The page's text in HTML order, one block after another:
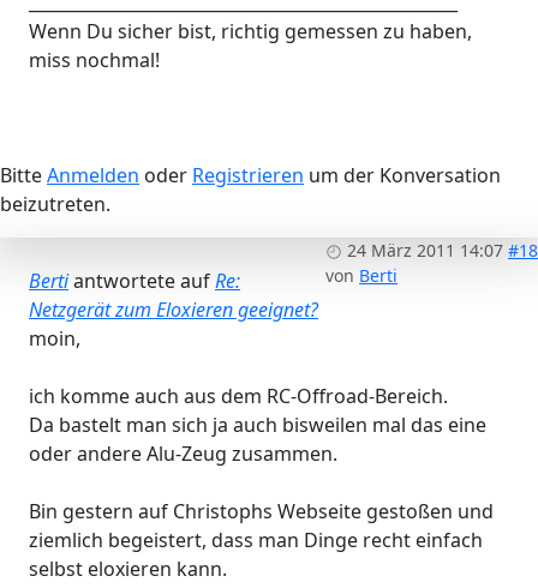
Wenn Du sicher bist, richtig gemessen zu haben,
miss nochmal!
BitteAnmelden oder Registrieren um der Konversation
beizutreten.
24 März 2011 14:07 #18
von Berti
Bertiantwortete aufRe:
Netzgerät zum Eloxieren geeignet?
moin,
ich komme auch aus dem RC-Offroad-Bereich.
Da bastelt man sich ja auch bisweilen mal das eine
oder andere Alu-Zeug zusammen.
Bin gestern auf Christophs Webseite gestoßen und
ziemlich begeistert, dass man Dinge recht einfach
selbst eloxieren kann.